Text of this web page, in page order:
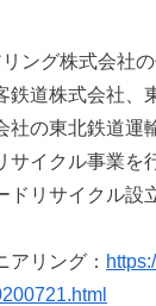
ング株式会社
鉄道株式会社、
社の東北鉄道運
サイクル事業を
ドリサイクル設
ング：